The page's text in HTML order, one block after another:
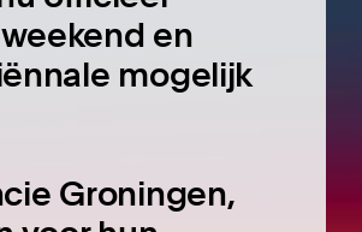
en
mogelijk
Groningen,